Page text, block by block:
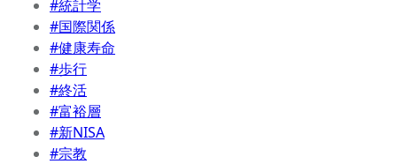
#統計学
#国際関係
#健康寿命
#歩行
#終活
#富裕層
#新NISA
#宗教